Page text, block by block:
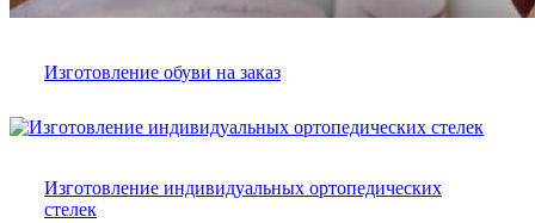
Изготовление обуви на заказ
Изготовление индивидуальных ортопедических
стелек